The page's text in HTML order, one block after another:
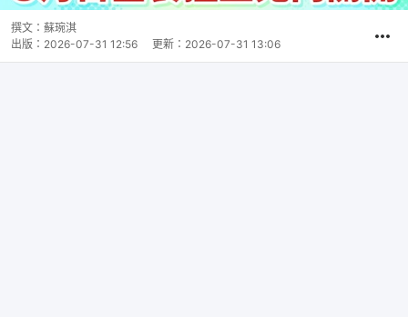
撰文： 蘇琬淇
出版： 2026-07-31 12:56 更新： 2026-07-31 13:06